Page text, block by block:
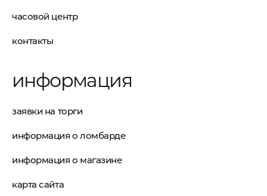
часовой центр
контакты
информация
заявки на торги
информация о ломбарде
информация о магазине
карта сайта